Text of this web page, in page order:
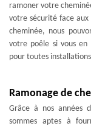
ramoner votre
votre sécurité face aux
cheminée, nous
votre poêle si vous en
pour toutes
Ramonage de
Grâce à nos années
sommes aptes à